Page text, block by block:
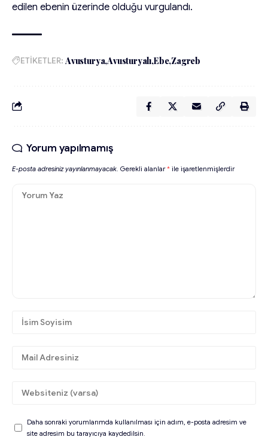
edilen ebenin üzerinde olduğu vurgulandı.
ETİKETLER: Avusturya Avusturyalı Ebe Zagreb
Yorum yapılmamış
E-posta adresiniz yayınlanmayacak. Gerekli alanlar* ile işaretlenmişlerdir
Daha sonraki yorumlarımda kullanılması için adım, e-posta adresim ve
site adresim bu tarayıcıya kaydedilsin.